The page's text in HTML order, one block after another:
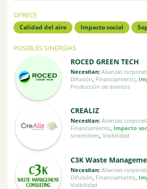
OFRECE
Calidad del aire Impacto social
POSIBLES SINERGIAS
ROCED GREEN TECH
Necesitan: Alianzas
Difusión Financiamiento
Producción de eventos
CREALIZ
Necesitan: Alianzas
Financiamiento, Impacto
sostenibles, Visibilidad
C3K Waste
Necesitan: Alianzas
Difusión Financiamiento
Visibilidad